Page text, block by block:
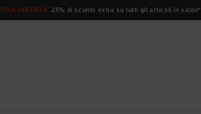
OFFERTA 25% di sconto extra su tutti gli articoli in saldo*